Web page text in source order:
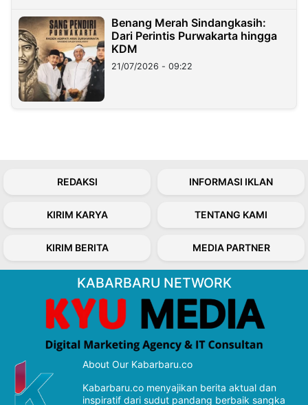
Benang Merah Sindangkasih:
Dari Perintis Purwakarta hingga
KDM
21/07/2026 - 09:22
REDAKSI INFORMASI IKLAN
KIRIM KARYA TENTANG KAMI
KIRIM BERITA MEDIA PARTNER
KABARBARU NETWORK
About Our Kabarbaru.co
Kabarbaru.co menyajikan berita aktual dan
inspiratif dari sudut pandang berbaik sangka